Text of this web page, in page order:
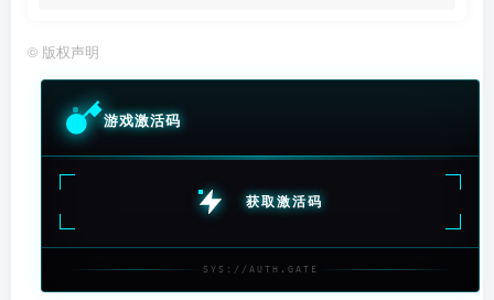
© 版权声明
游戏激活码
获取激活码
SYS://AUTH.GATE